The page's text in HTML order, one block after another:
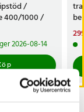
/
400/1000 /
fasta vinklar
2026-08-14